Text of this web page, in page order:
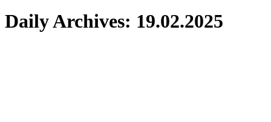
Daily Archives: 19.02.2025